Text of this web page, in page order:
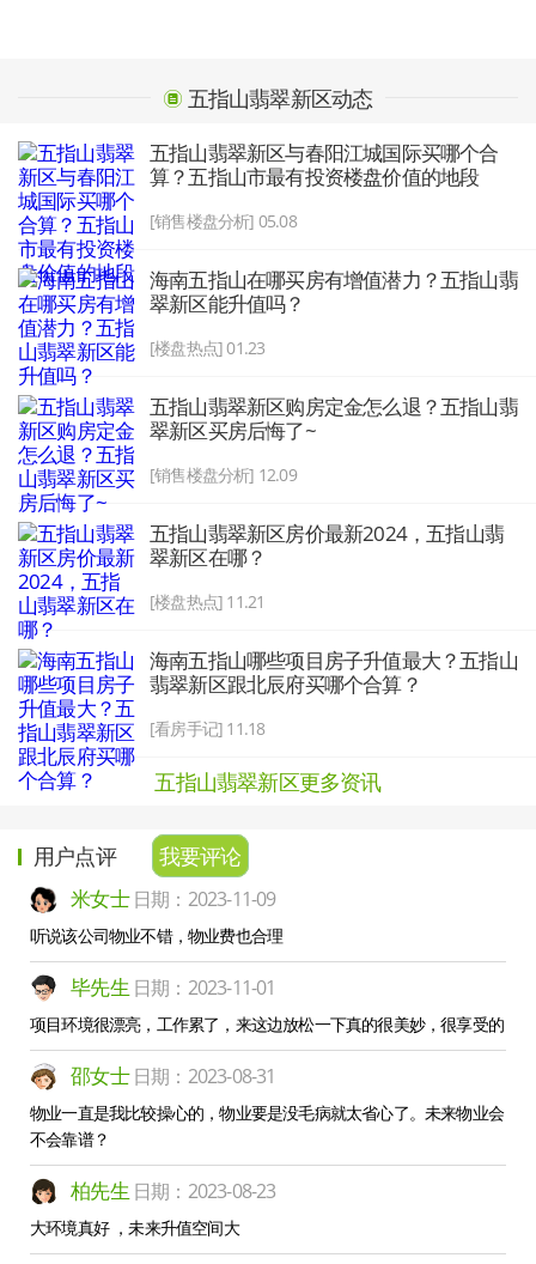
五指山翡翠新区动态
五指山翡翠新区与春阳江城国际买哪个合
算？五指山市最有投资楼盘价值的地段
[销售楼盘分析] 05.08
海南五指山在哪买房有增值潜力？五指山翡
翠新区能升值吗？
[楼盘热点] 01.23
五指山翡翠新区购房定金怎么退？五指山翡
翠新区买房后悔了~
[销售楼盘分析] 12.09
五指山翡翠新区房价最新2024，五指山翡
翠新区在哪？
[楼盘热点] 11.21
海南五指山哪些项目房子升值最大？五指山
翡翠新区跟北辰府买哪个合算？
[看房手记] 11.18
五指山翡翠新区更多资讯
用户点评 我要评论
米女士 日期：2023-11-09
听说该公司物业不错，物业费也合理
毕先生 日期：2023-11-01
项目环境很漂亮，工作累了，来这边放松一下真的很美妙，很享受的
邵女士 日期：2023-08-31
物业一直是我比较操心的，物业要是没毛病就太省心了。未来物业会
不会靠谱？
柏先生 日期：2023-08-23
大环境真好 ，未来升值空间大